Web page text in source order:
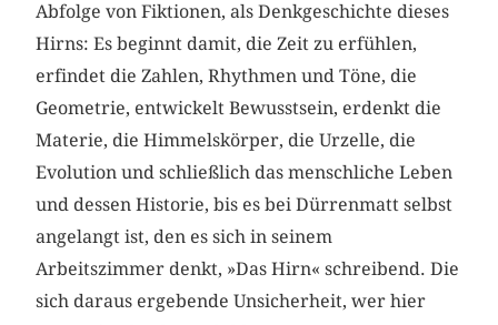
Abfolge von Fiktionen, als Denkgeschichte dieses
Hirns: Es beginnt damit, die Zeit zu erfühlen,
erfindet die Zahlen, Rhythmen und Töne, die
Geometrie, entwickelt Bewusstsein, erdenkt die
Materie, die Himmelskörper, die Urzelle, die
Evolution und schließlich das menschliche Leben
und dessen Historie, bis es bei Dürrenmatt selbst
angelangt ist, den es sich in seinem
Arbeitszimmer denkt, »Das Hirn« schreibend. Die
sich daraus ergebende Unsicherheit, wer hier